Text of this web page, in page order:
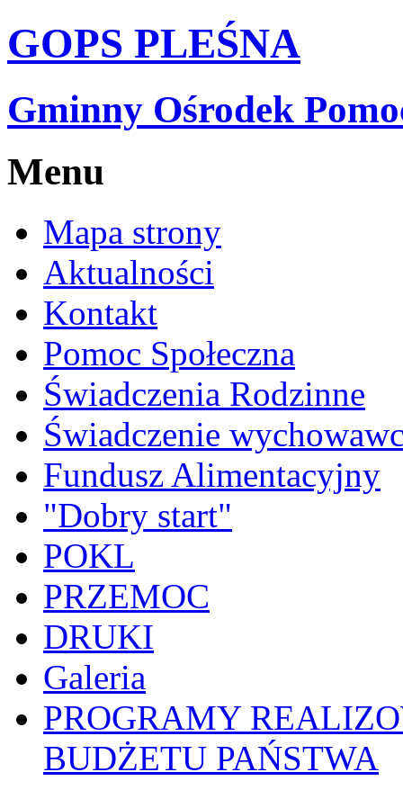
GOPS PLEŚNA
Gminny Ośrodek
Menu
Mapa strony
Aktualności
Kontakt
Pomoc Społeczna
Świadczenia Rodzinne
Świadczenie
Fundusz Alimentacyjny
"Dobry start"
POKL
PRZEMOC
DRUKI
Galeria
PROGRAMY
BUDŻETU PAŃSTWA